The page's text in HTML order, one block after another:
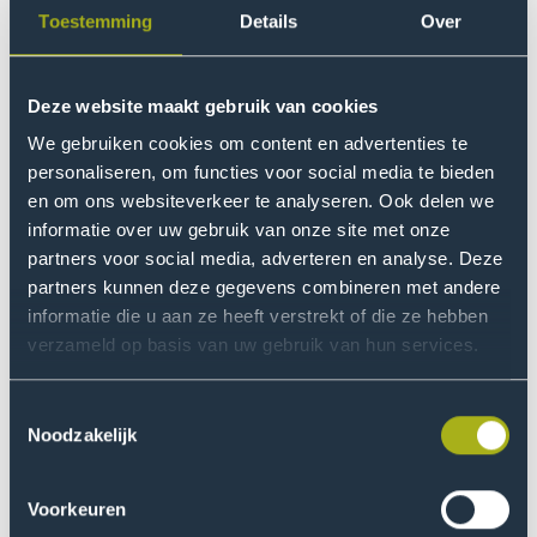
Toestemming Details Over
Deze website maakt gebruik van cookies
We gebruiken cookies om content en advertenties te
personaliseren, om functies voor social media te bieden
en om ons websiteverkeer te analyseren. Ook delen we
informatie over uw gebruik van onze site met onze
partners voor social media, adverteren en analyse. Deze
partners kunnen deze gegevens combineren met andere
informatie die u aan ze heeft verstrekt of die ze hebben
verzameld op basis van uw gebruik van hun services.
Noodzakelijk
Voorkeuren
Leukfeldt, E. R. (2023). Your files have been
encrypted: a crime script analysis of ransomware
attacks. Trends in Organized
Crime.https://doi.org/10.1007/s12117-023-09496-z
In deze publicatie is gebruikgemaakt van een crime
script analyse op basis van 44
rechtbankdocumenten en 10 expertinterviews.
Hiermee worden de verschillende stappen van een
ransomware-aanval uiteengezet. Het crime script
laat zien hoe het ransomware-ecosysteem is
geprofessionaliseerd. Criminele groepen investeren
bijvoorbeeld tijd, geld en moeite in de malware en
infrastructuur. Ze besteden onderdelen van het
voor slachtoffers. Het crime script biedt daarnaast